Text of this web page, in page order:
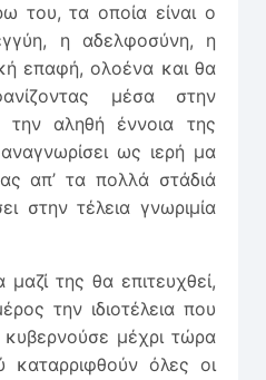
του, τα οποία είναι ο
η αδελφοσύνη, η
επαφή, ολοένα και θα
μέσα στην
αληθή έννοια της
ως ιερή μα
απ’ τα πολλά στάδιά
στην τέλεια γνωριμία
μαζί της θα επιτευχθεί,
την ιδιοτέλεια που
μέχρι τώρα
καταρριφθούν όλες οι